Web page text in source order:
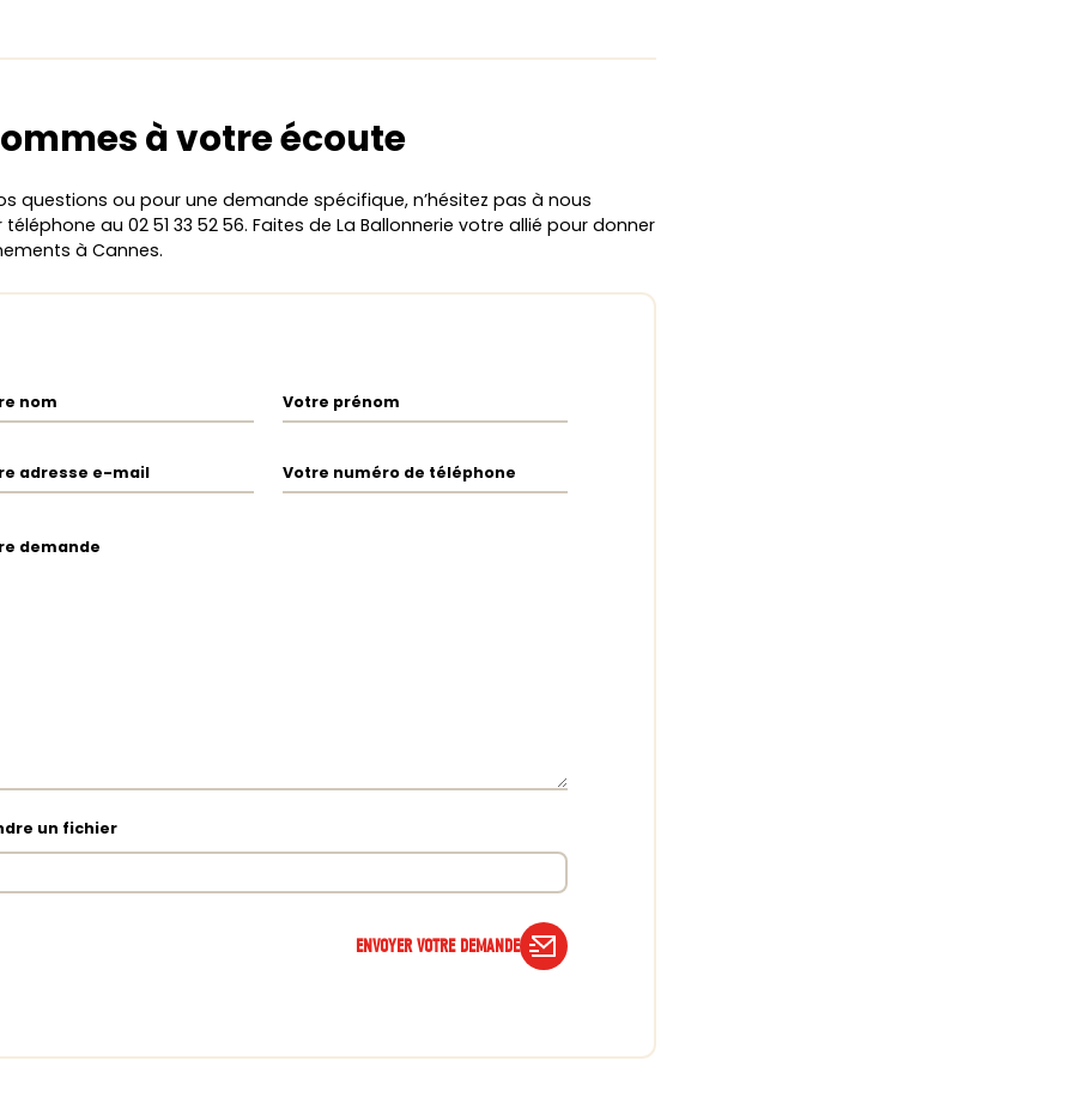
à votre écoute
questions ou pour une demande spécifique, n’hésitez pas à nous
au 02 51 33 52 56. Faites de La Ballonnerie votre allié pour donner
à Cannes.
nom Votre prénom
adresse e-mail Votre numéro de téléphone
demande
un fichier
ENVOYER VOTRE DEMANDE